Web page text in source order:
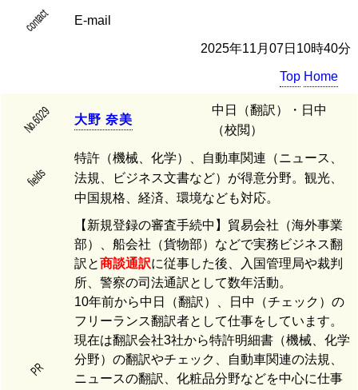
contact E-mail
2025年11月07日10時40分
Top Home
No.6029 大野 奈美
中日（翻訳）・日中
（校閲）
fields
特許（機械、化学）、自動車関連（ニュース、
法規、ビジネス文書など）が得意分野。観光、
中国規格、経済、環境なども対応。
PR
【新規登録の審査手続中】貿易会社（海外事業
部）、船会社（貨物部）などで実務ビジネス翻
訳と商談通訳に従事した後、入国管理局や裁判
所、警察の司法通訳として数年活動。
10年前から中日（翻訳）、日中（チェック）の
フリーランス翻訳者として仕事をしています。
現在は翻訳会社3社から特許明細書（機械、化学
分野）の翻訳やチェック、自動車関連の法規、
ニュースの翻訳、化粧品分野などを中心に仕事